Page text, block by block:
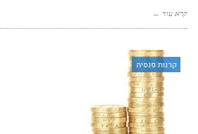
קרא עוד ←
קרנות פנסיה